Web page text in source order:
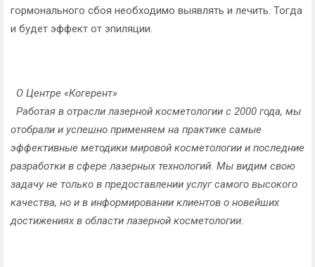
гормонального сбоя необходимо выявлять и лечить. Тогда
и будет эффект от эпиляции.
О Центре «Когерент»
Работая в отрасли лазерной косметологии с 2000 года, мы
отобрали и успешно применяем на практике самые
эффективные методики мировой косметологии и последние
разработки в сфере лазерных технологий. Мы видим свою
задачу не только в предоставлении услуг самого высокого
качества, но и в информировании клиентов о новейших
достижениях в области лазерной косметологии.